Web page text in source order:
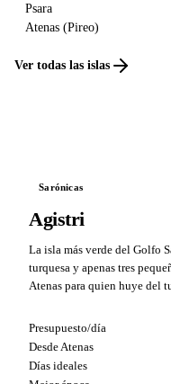
Psara
Atenas (Pireo)
Ver todas las islas
Sarónicas
Agistri
La isla más verde del Golfo
turquesa y apenas tres
Atenas para quien huye del
Presupuesto/día
Desde Atenas
Días ideales